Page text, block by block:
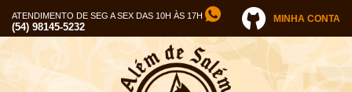
ATENDIMENTO DE SEG A SEX DAS 10H ÀS 17H
(54) 98145-5232
MINHA CONTA